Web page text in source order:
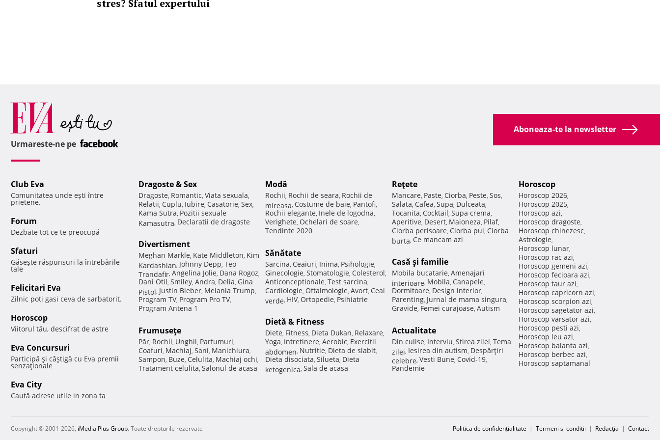
stres? Sfatul expertului
Aboneaza-te la newsletter
Urmareste-ne pe
Club Eva
Comunitatea unde eşti între
prietene.
Forum
Dezbate tot ce te preocupă
Sfaturi
Găseşte răspunsuri la întrebările
tale
Felicitari Eva
Zilnic poti gasi ceva de sarbatorit.
Horoscop
Viitorul tău, descifrat de astre
Eva Concursuri
Participă şi câştigă cu Eva premii
senzaţionale
Eva City
Caută adrese utile in zona ta
Dragoste & Sex
Dragoste, Romantic, Viata sexuala,
Relatii, Cuplu, Iubire, Casatorie, Sex,
Kama Sutra, Pozitii sexuale
Kamasutra, Declaratii de dragoste
Divertisment
Meghan Markle, Kate Middleton, Kim
Kardashian, Johnny Depp, Teo
Trandafir, Angelina Jolie, Dana Rogoz,
Dani Otil, Smiley, Andra, Delia, Gina
Pistol, Justin Bieber, Melania Trump,
Program TV, Program Pro TV,
Program Antena 1
Frumuseţe
Păr, Rochii, Unghii, Parfumuri,
Coafuri, Machiaj, Sani, Manichiura,
Sampon, Buze, Celulita, Machiaj ochi,
Tratament celulita, Salonul de acasa
Modă
Rochii, Rochii de seara, Rochii de
mireasa, Costume de baie, Pantofi,
Rochii elegante, Inele de logodna,
Verighete, Ochelari de soare,
Tendinte 2020
Sănătate
Sarcina, Ceaiuri, Inima, Psihologie,
Ginecologie, Stomatologie, Colesterol,
Anticonceptionale, Test sarcina,
Cardiologie, Oftalmologie, Avort, Ceai
verde, HIV, Ortopedie, Psihiatrie
Dietă & Fitness
Diete, Fitness, Dieta Dukan, Relaxare,
Yoga, Intretinere, Aerobic, Exercitii
abdomen, Nutritie, Dieta de slabit,
Dieta disociata, Silueta, Dieta
ketogenica, Sala de acasa
Reţete
Mancare, Paste, Ciorba, Peste, Sos,
Salata, Cafea, Supa, Dulceata,
Tocanita, Cocktail, Supa crema,
Aperitive, Desert, Maioneza, Pilaf,
Ciorba perisoare, Ciorba pui, Ciorba
burta, Ce mancam azi
Casă şi familie
Mobila bucatarie, Amenajari
interioare, Mobila, Canapele,
Dormitoare, Design interior,
Parenting, Jurnal de mama singura,
Gravide, Femei curajoase, Autism
Actualitate
Din culise, Interviu, Stirea zilei, Tema
zilei, Iesirea din autism, Despărţiri
celebre, Vesti Bune, Covid-19,
Pandemie
Horoscop
Horoscop 2026,
Horoscop 2025,
Horoscop azi,
Horoscop dragoste,
Horoscop chinezesc,
Astrologie,
Horoscop lunar,
Horoscop rac azi,
Horoscop gemeni azi,
Horoscop fecioara azi,
Horoscop taur azi,
Horoscop capricorn azi,
Horoscop scorpion azi,
Horoscop sagetator azi,
Horoscop varsator azi,
Horoscop pesti azi,
Horoscop leu azi,
Horoscop balanta azi,
Horoscop berbec azi,
Horoscop saptamanal
Copyright © 2001-2026, iMedia Plus Group. Toate drepturile rezervate Politica de confidențialitate | Termeni si conditii | Redacţia | Contact